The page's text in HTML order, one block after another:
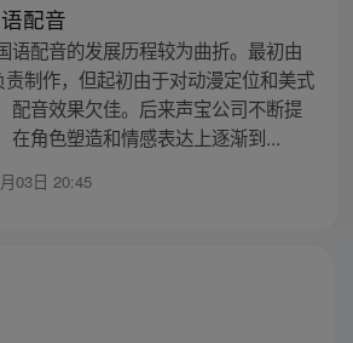
配音
语配音的发展历程较为曲折。最初由
责制作，但起初由于对动漫定位和美式
配音效果欠佳。后来声宝公司不断提
在角色塑造和情感表达上逐渐到...
03日 20:45